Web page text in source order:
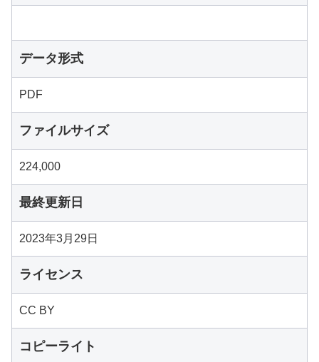
データ形式
PDF
ファイルサイズ
224,000
最終更新日
2023年3月29日
ライセンス
CC BY
コピーライト